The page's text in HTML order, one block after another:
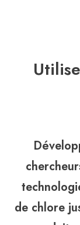
de chlore